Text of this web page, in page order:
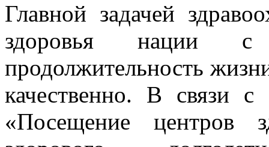
Главной задачей
здоровья нации
продолжительность
качественно. В связи
«Посещение центров